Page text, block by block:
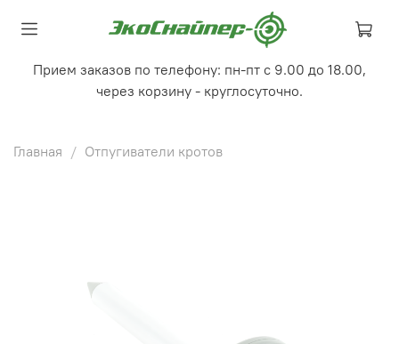
Прием заказов по телефону: пн-пт с 9.00 до 18.00,
через корзину - круглосуточно.
Главная Отпугиватели кротов